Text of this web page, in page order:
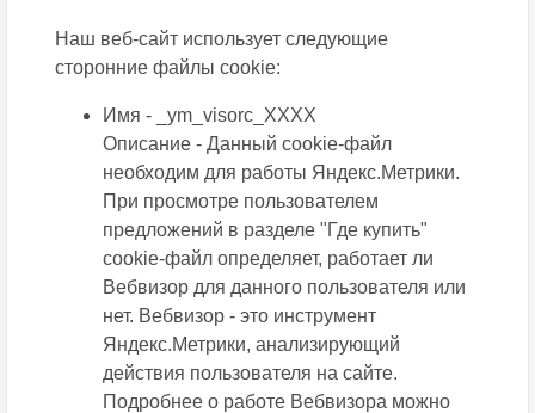
Наш веб-сайт использует следующие
сторонние файлы cookie:
Имя - _ym_visorc_XXXX
Описание - Данный cookie-файл
необходим для работы Яндекс.Метрики.
При просмотре пользователем
предложений в разделе "Где купить"
cookie-файл определяет, работает ли
Вебвизор для данного пользователя или
нет. Вебвизор - это инструмент
Яндекс.Метрики, анализирующий
действия пользователя на сайте.
Подробнее о работе Вебвизора можно